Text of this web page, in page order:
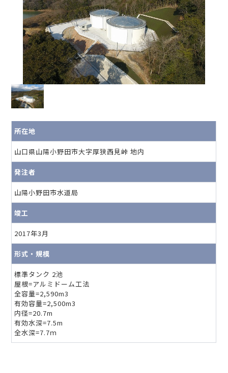
所在地
山口県山陽小野田市大字厚狭西見峠 地内
発注者
山陽小野田市水道局
竣工
2017年3月
形式・規模
標準タンク 2池
屋根=アルミドーム工法
全容量=2,590m3
有効容量=2,500m3
内径=20.7m
有効水深=7.5m
全水深=7.7ｍ